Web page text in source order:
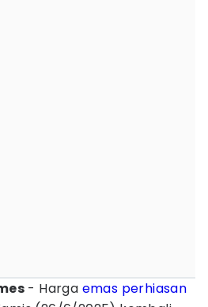
- Harga emas perhiasan